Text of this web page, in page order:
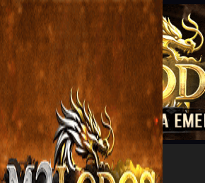
EP Kazan